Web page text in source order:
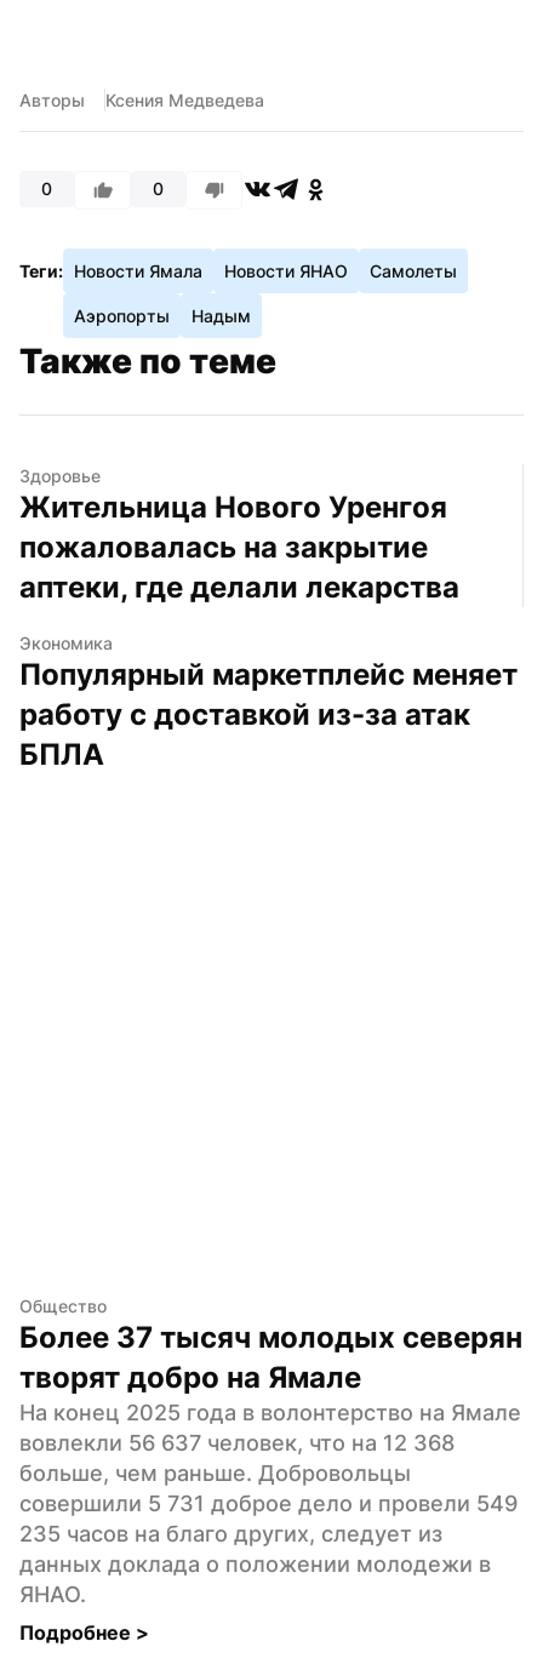
Авторы Ксения Медведева
0 0
Теги: Новости Ямала Новости ЯНАО Самолеты
Аэропорты Надым
Также по теме
Здоровье
Жительница Нового Уренгоя
пожаловалась на закрытие
аптеки, где делали лекарства
Экономика
Популярный маркетплейс меняет
работу с доставкой из-за атак
БПЛА
Общество
Более 37 тысяч молодых северян
творят добро на Ямале
На конец 2025 года в волонтерство на Ямале
вовлекли 56 637 человек, что на 12 368
больше, чем раньше. Добровольцы
совершили 5 731 доброе дело и провели 549
235 часов на благо других, следует из
данных доклада о положении молодежи в
ЯНАО.
Подробнее >